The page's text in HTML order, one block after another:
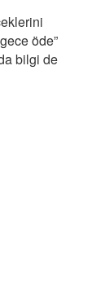
öde”
bilgi de